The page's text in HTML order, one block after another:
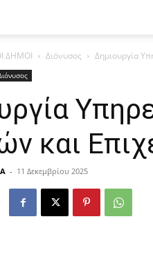
ΔΗΜΟΙ Διόνυσος Δημιουργία
και
- 11 Δεκεμβρίου 2025